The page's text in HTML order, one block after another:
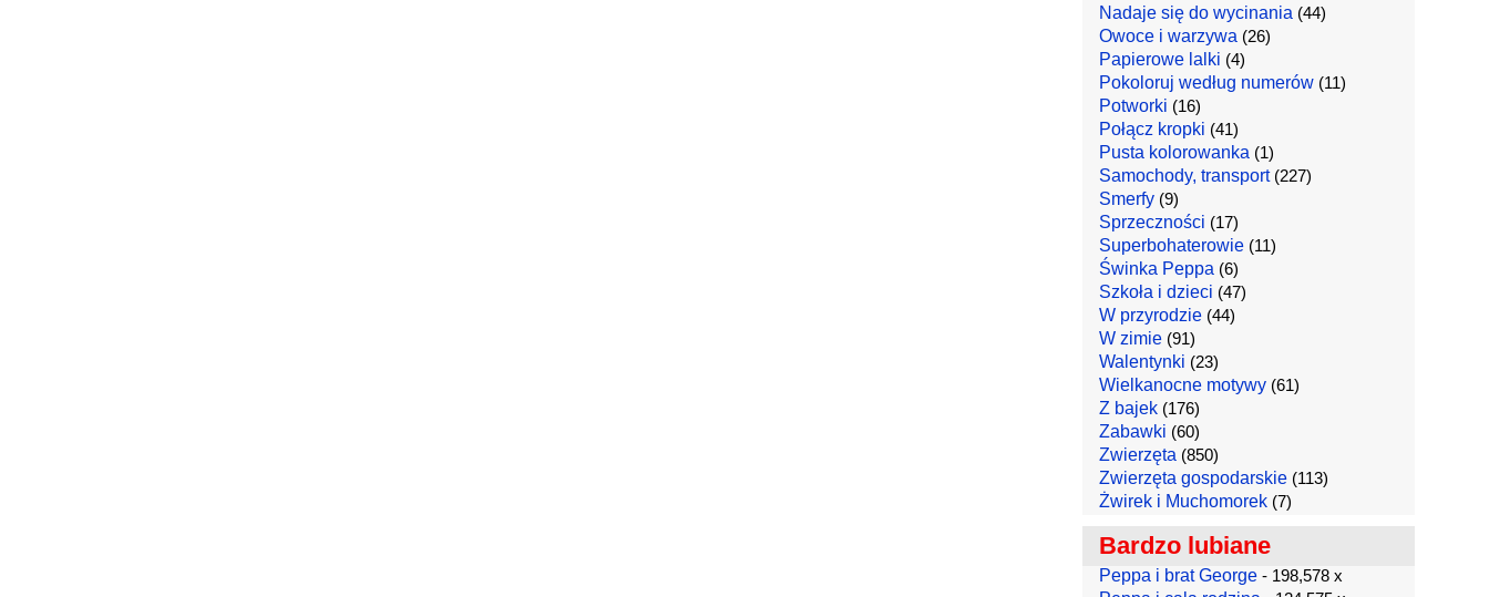
Nadaje się do wycinania (44)
Owoce i warzywa (26)
Papierowe lalki (4)
Pokoloruj według numerów(11)
Potworki (16)
Połącz kropki (41)
Pusta kolorowanka (1)
Samochody, transport(227)
Smerfy(9)
Sprzeczności (17)
Superbohaterowie(11)
Świnka Peppa (6)
Szkoła i dzieci (47)
W przyrodzie(44)
W zimie(91)
Walentynki (23)
Wielkanocne motywy(61)
Z bajek(176)
Zabawki (60)
Zwierzęta (850)
Zwierzęta gospodarskie(113)
Żwirek i Muchomorek(7)
Bardzo lubiane
Peppa i brat George- 198,578 x